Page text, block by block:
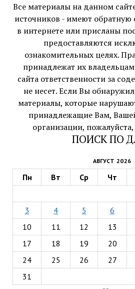
Все материалы на данном
источников - имеют обратную
в интернете или присланы
предоставляются
ознакомительных целях.
принадлежат их
сайта ответственности за
не несет. Если Вы
материалы, которые
принадлежащие Вам,
организации,
ПОИСК ПО
АВГУСТ 2026
Пн Вт Ср Чт
3
4 5 6
10
11 12 13
17
18 19 20
24
25 26 27
31